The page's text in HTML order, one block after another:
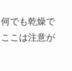
でも乾燥で
こは注意が